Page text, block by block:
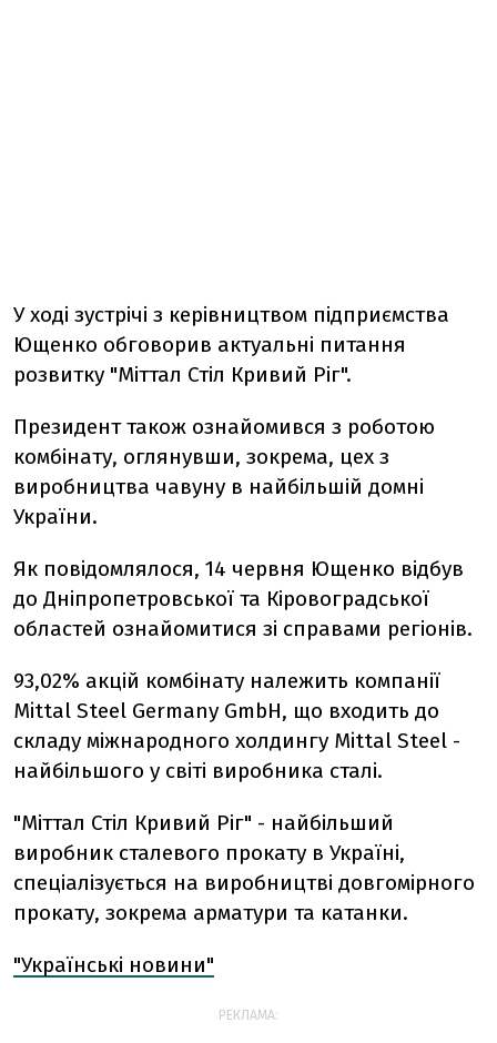
У ході зустрічі з керівництвом підприємства
Ющенко обговорив актуальні питання
розвитку "Міттал Стіл Кривий Ріг".
Президент також ознайомився з роботою
комбінату, оглянувши, зокрема, цех з
виробництва чавуну в найбільшій домні
України.
Як повідомлялося, 14 червня Ющенко відбув
до Дніпропетровської та Кіровоградської
областей ознайомитися зі справами регіонів.
93,02% акцій комбінату належить компанії
Mittal Steel Germany GmbН, що входить до
складу міжнародного холдингу Mittal Steel -
найбільшого у світі виробника сталі.
"Міттал Стіл Кривий Ріг" - найбільший
виробник сталевого прокату в Україні,
спеціалізується на виробництві довгомірного
прокату, зокрема арматури та катанки.
"Українські новини"
РЕКЛАМА: